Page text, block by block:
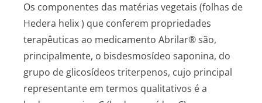
Os componentes das matérias vegetais (folhas de
Hedera helix) que conferem propriedades
terapêuticas ao medicamento Abrilar® são,
principalmente, o bisdesmosídeo saponina, do
grupo de glicosídeos triterpenos, cujo principal
representante em termos qualitativos é a